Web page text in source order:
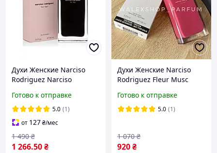
Духи Женские Narciso
Rodriguez Narciso
Нарцисо Родригез туалет
вода (Оригинал Упаковка)
Готово к отправке
5.0 (1)
от 127₴/мес
1 266.50₴
1 490 ₴
Духи Женские Narciso
Rodriguez Fleur Musc
Родригез Флер Муск
(Тестер) 100 мл
Готово к отправке
5.0 (1)
920₴
1 070 ₴